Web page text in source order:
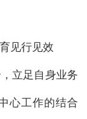
见行见效
立足自身业务
心工作的结合